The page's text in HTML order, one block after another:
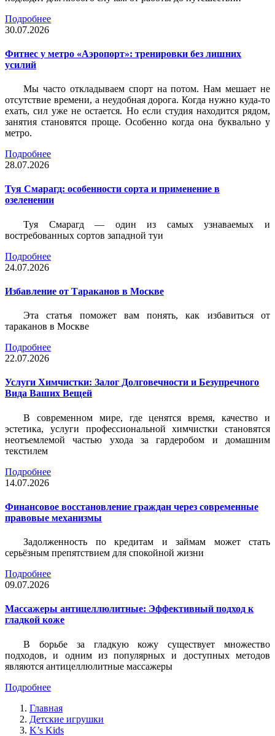
Подробнее
30.07.2026
Фитнес у метро «Аэропорт»: тренировки без лишних
усилий
Мы часто откладываем спорт на потом. Нам мешает не
отсутствие времени, а неудобная дорога. Когда нужно куда-то
ехать, сил уже не остается. Но если студия находится рядом,
занятия становятся проще. Особенно когда она буквально у
метро.
Подробнее
28.07.2026
Туя Смарагд: особенности сорта и применение в
озеленении
Туя Смарагд — один из самых узнаваемых и
востребованных сортов западной туи
Подробнее
24.07.2026
Избавление от Тараканов в Москве
Эта статья поможет вам понять, как избавиться от
тараканов в Москве
Подробнее
22.07.2026
Услуги Химчистки: Залог Долговечности и Безупречного
Вида Ваших Вещей
В современном мире, где ценятся время, качество и
эстетика, услуги профессиональной химчистки становятся
неотъемлемой частью ухода за гардеробом и домашним
текстилем
Подробнее
14.07.2026
Финансовое восстановление граждан через современные
правовые механизмы
Задолженность по кредитам и займам может стать
серьёзным препятствием для спокойной жизни
Подробнее
09.07.2026
Массажеры антицеллюлитные: Эффективный подход к
гладкой коже
В борьбе за гладкую кожу существует множество
подходов, и одним из популярных и доступных методов
являются антицеллюлитные массажеры
Подробнее
Главная
Детские игрушки
K’s Kids